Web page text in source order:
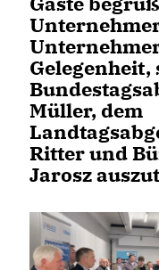
Müller, dem
Ritter und
Jarosz